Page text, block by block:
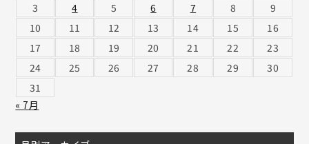
3
4 5 6 7 8
9
10
11 12 13 14 15
16
17
18 19 20 21 22
23
24
25 26 27 28 29
30
31
« 7月